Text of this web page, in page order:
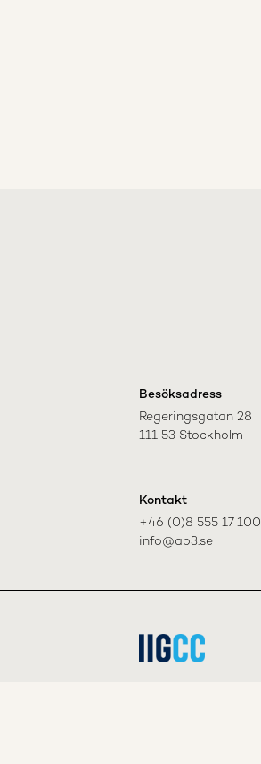
Besöksadress
Regeringsgatan 28
111 53 Stockholm
Kontakt
+46 (0)8 555 17 100
info@ap3.se